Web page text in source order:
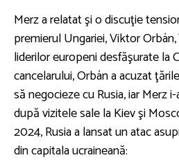
Merz a relatat şi o discuţie
premierul Ungariei, Viktor
liderilor europeni desfăşurate la
cancelarului, Orbán a acuzat
să negocieze cu Rusia, iar Merz
după vizitele sale la Kiev şi
2024, Rusia a lansat un atac
din capitala ucraineană: